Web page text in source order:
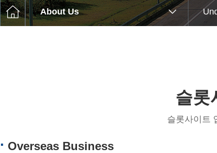
C슬롯사이트 꽁
About Us
슬롯
슬롯사이트
Overseas Business